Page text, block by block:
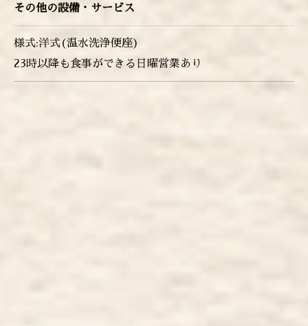
その他の設備・サービス
様式:洋式(温水洗浄便座)
23時以降も食事ができる日曜営業あり